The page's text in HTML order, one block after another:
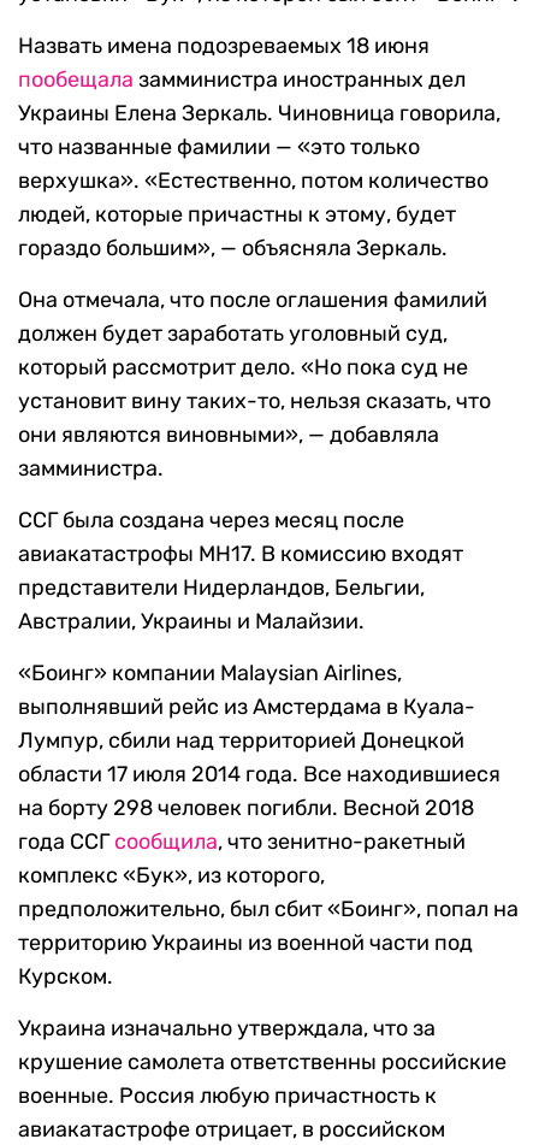
Назвать имена подозреваемых 18 июня
пообещала замминистра иностранных дел
Украины Елена Зеркаль. Чиновница говорила,
что названные фамилии — «это только
верхушка». «Естественно, потом количество
людей, которые причастны к этому, будет
гораздо большим», — объясняла Зеркаль.
Она отмечала, что после оглашения фамилий
должен будет заработать уголовный суд,
который рассмотрит дело. «Но пока суд не
установит вину таких-то, нельзя сказать, что
они являются виновными», — добавляла
замминистра.
ССГ была создана через месяц после
авиакатастрофы MH17. В комиссию входят
представители Нидерландов, Бельгии,
Австралии, Украины и Малайзии.
«Боинг» компании Malaysian Airlines,
выполнявший рейс из Амстердама в Куала-
Лумпур, сбили над территорией Донецкой
области 17 июля 2014 года. Все находившиеся
на борту 298 человек погибли. Весной 2018
года ССГсообщила, что зенитно-ракетный
комплекс «Бук», из которого,
предположительно, был сбит «Боинг», попал на
территорию Украины из военной части под
Курском.
Украина изначально утверждала, что за
крушение самолета ответственны российские
военные. Россия любую причастность к
авиакатастрофе отрицает, в российском